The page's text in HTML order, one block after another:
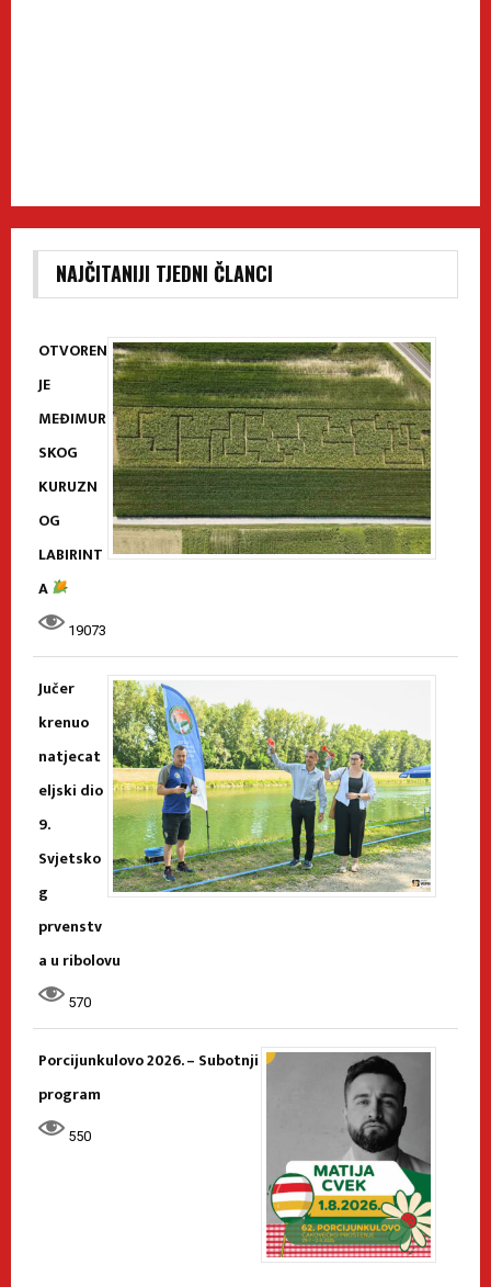
NAJČITANIJI TJEDNI ČLANCI
OTVOREN
JE
MEĐIMUR
SKOG
KURUZN
OG
LABIRINT
A
19073
Jučer
krenuo
natjecat
eljski dio
9.
Svjetsko
g
prvenstv
a u ribolovu
570
Porcijunkulovo 2026. – Subotnji
program
550